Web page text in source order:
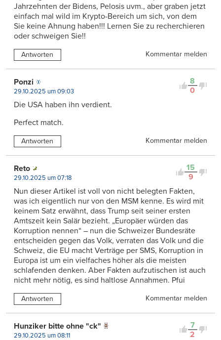
Jahrzehnten der Bidens, Pelosis uvm., aber graben jetzt
einfach mal wild im Krypto-Bereich um sich, von dem
Sie keine Ahnung haben!!! Lernen Sie zu recherchieren
oder schweigen Sie!!
Antworten Kommentar melden
8
0
Ponzi
29.10.2025 um 09:03
Die USA haben ihn verdient.
Perfect match.
Antworten Kommentar melden
15
9
Reto
29.10.2025 um 07:18
Nun dieser Artikel ist voll von nicht belegten Fakten,
was ich eigentlich nur von den MSM kenne. Es wird mit
keinem Satz erwähnt, dass Trump seit seiner ersten
Amtszeit kein Salär bezieht. „Europäer würden das
Korruption nennen“ – nun die Schweizer Bundesräte
entscheiden gegen das Volk, verraten das Volk und die
Schweiz, die EU macht Verträge per SMS, Korruption in
Europa ist um ein vielfaches höher als die meisten
schlafenden denken. Aber Fakten aufzutischen ist auch
nicht mehr nötig, es sind haltlose Annahmen. Pfui
Antworten Kommentar melden
7
2
Hunziker bitte ohne "ck"
29.10.2025 um 08:11